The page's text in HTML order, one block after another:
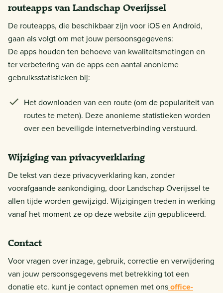
routeapps van Landschap Overijssel
De routeapps, die beschikbaar zijn voor iOS en Android,
gaan als volgt om met jouw persoonsgegevens:
De apps houden ten behoeve van kwaliteitsmetingen en
ter verbetering van de apps een aantal anonieme
gebruiksstatistieken bij:
Het downloaden van een route (om de populariteit van
routes te meten). Deze anonieme statistieken worden
over een beveiligde internetverbinding verstuurd.
Wijziging van privacyverklaring
De tekst van deze privacyverklaring kan, zonder
voorafgaande aankondiging, door Landschap Overijssel te
allen tijde worden gewijzigd. Wijzigingen treden in werking
vanaf het moment ze op deze website zijn gepubliceerd.
Contact
Voor vragen over inzage, gebruik, correctie en verwijdering
van jouw persoonsgegevens met betrekking tot een
donatie etc. kunt je contact opnemen met onsoffice-